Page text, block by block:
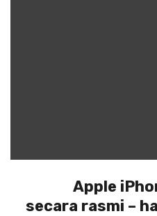
Apple
secara rasmi –